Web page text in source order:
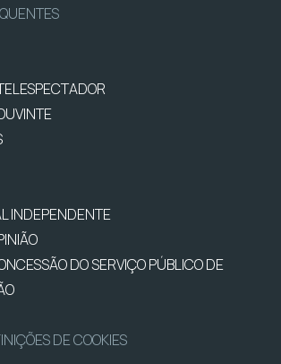
INDEPENDENTE
DO SERVIÇO PÚBLICO DE
DE COOKIES